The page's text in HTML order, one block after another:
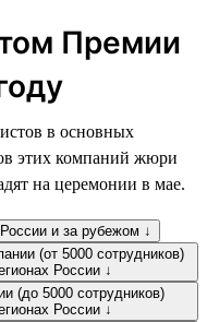
Премии
в основных
этих компаний жюри
на церемонии в мае.
и за рубежом ↓
(от 5000 сотрудников)
России ↓
(до 5000 сотрудников)
России ↓